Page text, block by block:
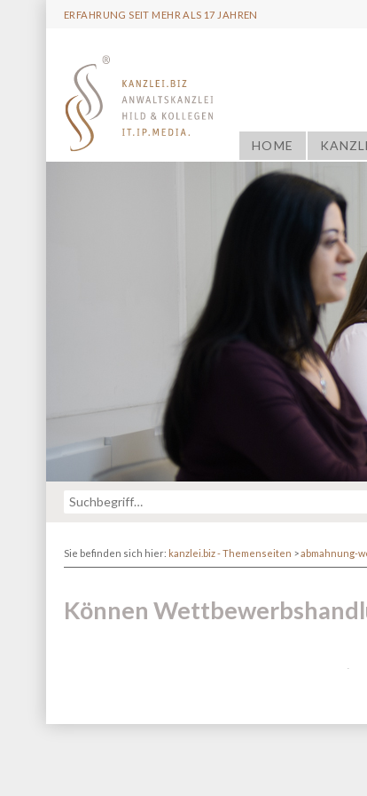
ERFAHRUNG SEIT MEHR ALS 17 JAHREN
HOME
Sie befinden sich hier: kanzlei.biz - Themenseiten > abmahnung-
Können
: Redefinition of parameter $_ in